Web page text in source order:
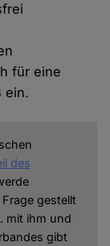
für eine
ein.
des
gestellt
mit ihm und
gibt